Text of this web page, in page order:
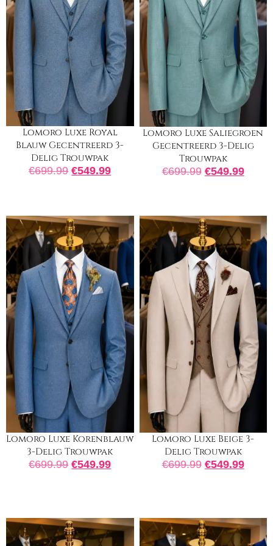
Lomoro Luxe Royal
Blauw Gecentreerd 3-
Delig Trouwpak
€699.99 €549.99
Lomoro Luxe Saliegroen
Gecentreerd 3-Delig
Trouwpak
€699.99 €549.99
Lomoro Luxe Korenblauw
3-Delig Trouwpak
€699.99 €549.99
Lomoro Luxe Beige 3-
Delig Trouwpak
€699.99 €549.99